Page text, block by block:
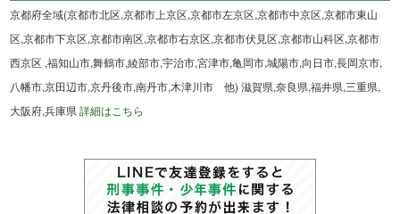
京都府全域(京都市北区,京都市上京区,京都市左京区,京都市中京区,京都市東山
区,京都市下京区,京都市南区,京都市右京区,京都市伏見区,京都市山科区,京都市
西京区 ,福知山市,舞鶴市,綾部市,宇治市,宮津市,亀岡市,城陽市,向日市,長岡京市,
八幡市,京田辺市,京丹後市,南丹市,木津川市 他) 滋賀県,奈良県,福井県,三重県,
大阪府,兵庫県詳細はこちら